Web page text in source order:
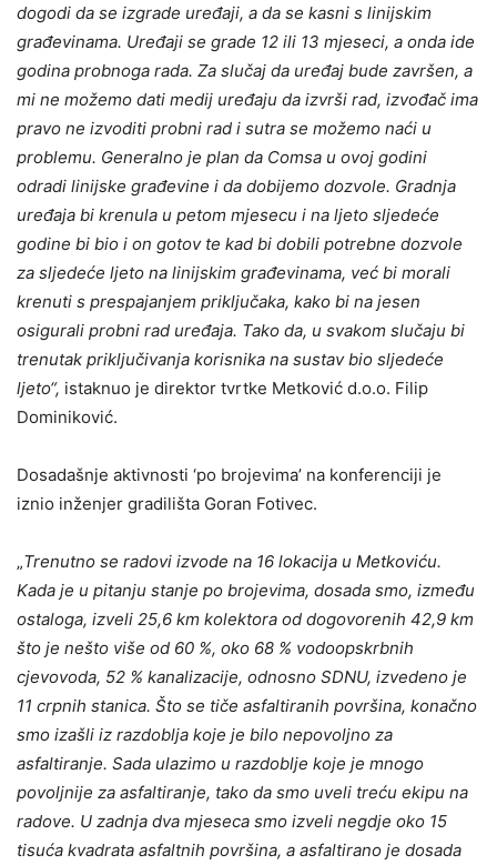
dogodi da se izgrade uređaji, a da se kasni s linijskim
građevinama. Uređaji se grade 12 ili 13 mjeseci, a onda ide
godina probnoga rada. Za slučaj da uređaj bude završen, a
mi ne možemo dati medij uređaju da izvrši rad, izvođač ima
pravo ne izvoditi probni rad i sutra se možemo naći u
problemu. Generalno je plan da Comsa u ovoj godini
odradi linijske građevine i da dobijemo dozvole. Gradnja
uređaja bi krenula u petom mjesecu i na ljeto sljedeće
godine bi bio i on gotov te kad bi dobili potrebne dozvole
za sljedeće ljeto na linijskim građevinama, već bi morali
krenuti s prespajanjem priključaka, kako bi na jesen
osigurali probni rad uređaja. Tako da, u svakom slučaju bi
trenutak priključivanja korisnika na sustav bio sljedeće
ljeto“, istaknuo je direktor tvrtke Metković d.o.o. Filip
Dominiković.
Dosadašnje aktivnosti ‘po brojevima’ na konferenciji je
iznio inženjer gradilišta Goran Fotivec.
„Trenutno se radovi izvode na 16 lokacija u Metkoviću.
Kada je u pitanju stanje po brojevima, dosada smo, između
ostaloga, izveli 25,6 km kolektora od dogovorenih 42,9 km
što je nešto više od 60 %, oko 68 % vodoopskrbnih
cjevovoda, 52 % kanalizacije, odnosno SDNU, izvedeno je
11 crpnih stanica. Što se tiče asfaltiranih površina, konačno
smo izašli iz razdoblja koje je bilo nepovoljno za
asfaltiranje. Sada ulazimo u razdoblje koje je mnogo
povoljnije za asfaltiranje, tako da smo uveli treću ekipu na
radove. U zadnja dva mjeseca smo izveli negdje oko 15
tisuća kvadrata asfaltnih površina, a asfaltirano je dosada